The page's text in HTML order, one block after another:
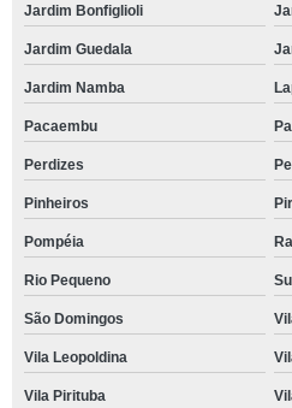
Jardim Bonfiglioli
Jardim Guedala
Jardim Namba
Pacaembu
Perdizes
Pinheiros
Pompéia
Rio Pequeno
São Domingos
Vila Leopoldina
Vila Pirituba